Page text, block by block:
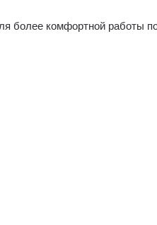
более комфортной работы